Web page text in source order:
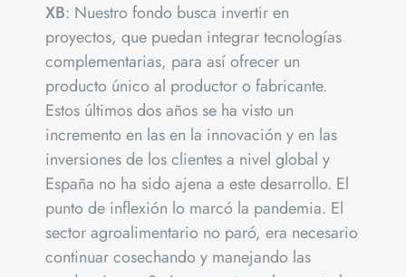
XB: Nuestro fondo busca invertir en
proyectos, que puedan integrar tecnologías
complementarias, para así ofrecer un
producto único al productor o fabricante.
Estos últimos dos años se ha visto un
incremento en las en la innovación y en las
inversiones de los clientes a nivel global y
España no ha sido ajena a este desarrollo. El
punto de inflexión lo marcó la pandemia. El
sector agroalimentario no paró, era necesario
continuar cosechando y manejando las